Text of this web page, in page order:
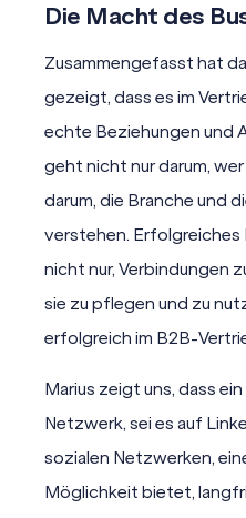
Die Macht des
Zusammengefasst hat
gezeigt, dass es im
echte Beziehungen und
geht nicht nur darum,
darum, die Branche und
verstehen.
nicht nur, Verbindungen
sie zu pflegen und zu
erfolgreich im B2B-
Marius zeigt uns, dass
Netzwerk, sei es auf
sozialen Netzwerken,
Möglichkeit bietet,